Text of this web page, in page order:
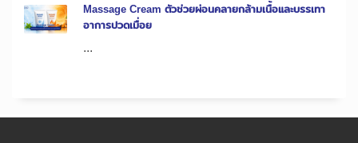
Massage Cream ตัวช่วยผ่อนคลายกล้ามเนื้อและบรรเทา
อาการปวดเมื่อย
...